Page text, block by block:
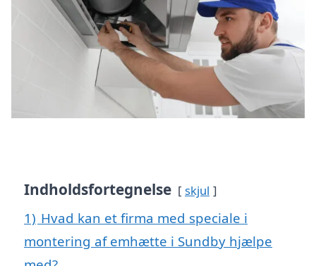
Indholdsfortegnelse skjul
1) Hvad kan et firma med speciale i
montering af emhætte i Sundby hjælpe